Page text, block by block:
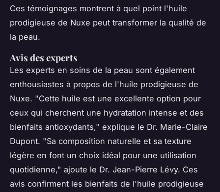
Ces témoignages montrent à quel point l'huile
prodigieuse de Nuxe peut transformer la qualité de
la peau.
Avis des experts
Les experts en soins de la peau sont également
enthousiastes à propos de l'huile prodigieuse de
Nuxe. "Cette huile est une excellente option pour
ceux qui cherchent une hydratation intense et des
bienfaits antioxydants," explique le Dr. Marie-Claire
Dupont. "Sa composition naturelle et sa texture
légère en font un choix idéal pour une utilisation
quotidienne," ajoute le Dr. Jean-Pierre Lévy. Ces
avis confirment les bienfaits de l'huile prodigieuse